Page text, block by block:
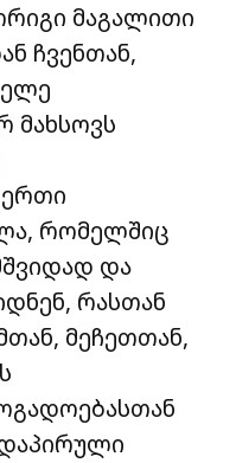
მაგალითი
ჩვენთან,
მახსოვს
რომელშიც
და
რასთან
მეჩეთთან,